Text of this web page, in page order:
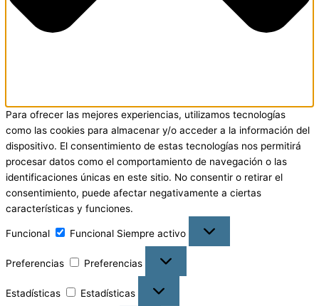
Para ofrecer las mejores experiencias, utilizamos tecnologías
como las cookies para almacenar y/o acceder a la información del
dispositivo. El consentimiento de estas tecnologías nos permitirá
procesar datos como el comportamiento de navegación o las
identificaciones únicas en este sitio. No consentir o retirar el
consentimiento, puede afectar negativamente a ciertas
características y funciones.
Funcional Funcional Siempre activo
Preferencias Preferencias
Estadísticas Estadísticas